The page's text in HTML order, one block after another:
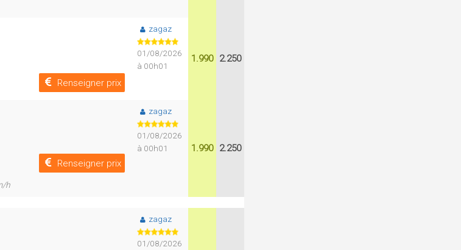
Renseigner prix
zagaz
01/08/2026
à 00h01
1.990 2.250
Renseigner prix
h
zagaz
01/08/2026
à 00h01
1.990 2.250
zagaz
01/08/2026